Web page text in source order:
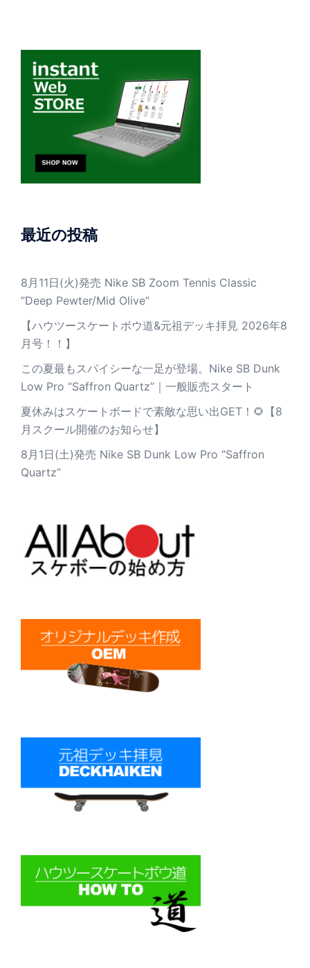
最近の投稿
8月11日(火)発売 Nike SB Zoom Tennis Classic
”Deep Pewter/Mid Olive”
【ハウツースケートボウ道&元祖デッキ拝見 2026年8
月号！！】
この夏最もスパイシーな一足が登場。Nike SB Dunk
Low Pro “Saffron Quartz”｜一般販売スタート
夏休みはスケートボードで素敵な思い出GET！🌻【8
月スクール開催のお知らせ】
8月1日(土)発売 Nike SB Dunk Low Pro “Saffron
Quartz”